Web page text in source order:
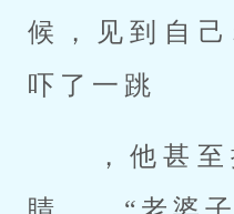
候，见到自
吓了一跳